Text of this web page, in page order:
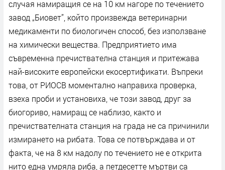
случая намиращия се на 10 км нагоре по течението
завод „Биовет”, който произвежда ветеринарни
медикаменти по биологичен способ, без използване
на химически вещества. Предприятието има
съвременна пречиствателна станция и притежава
най-високите европейски екосертификати. Въпреки
това, от РИОСВ моментално направиха проверка,
взеха проби и установиха, че този завод, друг за
биогориво, намиращ се наблизо, както и
пречиствателната станция на града не са причинили
измирането на рибата. Това се потвърждава и от
факта, че на 8 км надолу по течението не е открита
нито една умряла риба, а петдесетте мъртви са